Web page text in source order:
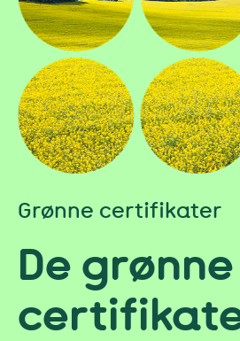
Grønne certifikater
De grønne